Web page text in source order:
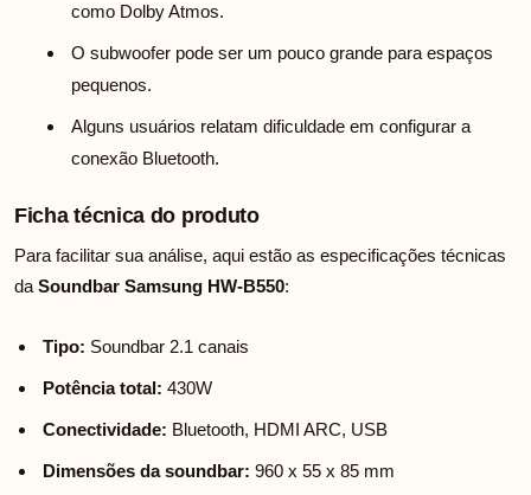
como Dolby Atmos.
O subwoofer pode ser um pouco grande para espaços
pequenos.
Alguns usuários relatam dificuldade em configurar a
conexão Bluetooth.
Ficha técnica do produto
Para facilitar sua análise, aqui estão as especificações técnicas
da Soundbar Samsung HW-B550:
Tipo: Soundbar 2.1 canais
Potência total: 430W
Conectividade: Bluetooth, HDMI ARC, USB
Dimensões da soundbar: 960 x 55 x 85 mm